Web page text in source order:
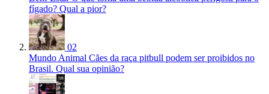
fígado? Qual a pior?
02
Mundo Animal Cães da raça pitbull podem ser proibidos no
Brasil. Qual sua opinião?